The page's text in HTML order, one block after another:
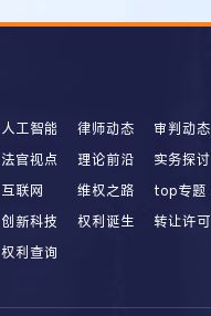
人工智能 律师动态 审判动态
法官视点 理论前沿 实务探讨
互联网 维权之路 top专题
创新科技 权利诞生 转让许可
权利查询